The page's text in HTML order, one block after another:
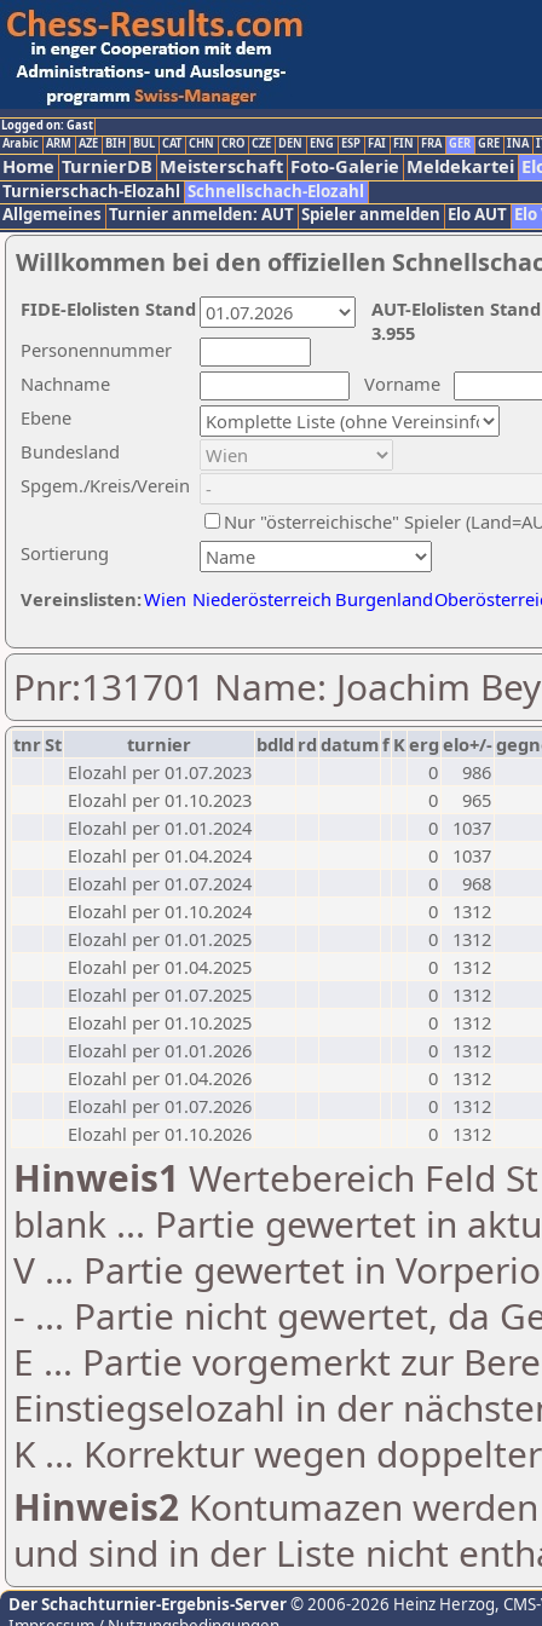
Logged on: Gast
Arabic ARM AZE BIH BUL CAT CHN CRO CZE DEN ENG ESP FAI FIN FRA GER GRE INA
Home TurnierDB Meisterschaft Foto-Galerie Meldekartei
Turnierschach-Elozahl Schnellschach-Elozahl
Allgemeines Turnier anmelden: AUT Spieler anmelden Elo AUT
Willkommen bei den offiziellen
Nachname
Vorname
Ebene
Sortierung
Personennummer
Bundesland
Spgem./Kreis/Verein
Nur "österreichische" Spieler
Vereinslisten:Wien Niederösterreich Burgenland
AUT-Elolisten
3.955
FIDE-Elolisten Stand
Pnr:131701 Name: Joachim
tnrSt turnier bdld rd datumf Kerg elo+/-
Elozahl per 01.07.2023
0
986
Elozahl per 01.10.2023
0
965
Elozahl per 01.01.2024
0
1037
Elozahl per 01.04.2024
0
1037
Elozahl per 01.07.2024
0
968
Elozahl per 01.10.2024
0
1312
Elozahl per 01.01.2025
0
1312
Elozahl per 01.04.2025
0
1312
Elozahl per 01.07.2025
0
1312
Elozahl per 01.10.2025
0
1312
Elozahl per 01.01.2026
0
1312
Elozahl per 01.04.2026
0
1312
Elozahl per 01.07.2026
0
1312
Elozahl per 01.10.2026
0 1312
Hinweis1 Wertebereich Feld
blank ... Partie gewertet in
V ... Partie gewertet in
- ... Partie nicht gewertet, da
E ... Partie vorgemerkt zur
Einstiegselozahl in der
K ... Korrektur wegen
Hinweis2 Kontumazen
und sind in der Liste nicht
Der Schachturnier-Ergebnis-Server© 2006-2026 Heinz Herzog,